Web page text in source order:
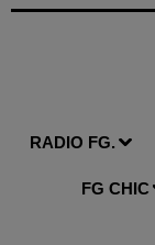
RADIO FG.
FG CHIC